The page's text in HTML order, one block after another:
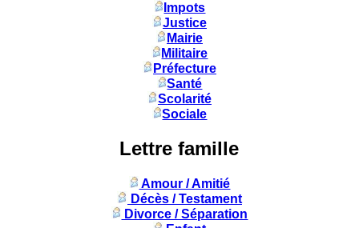
Impots
Justice
Mairie
Militaire
Préfecture
Santé
Scolarité
Sociale
Lettre famille
Amour / Amitié
Décès / Testament
Divorce / Séparation